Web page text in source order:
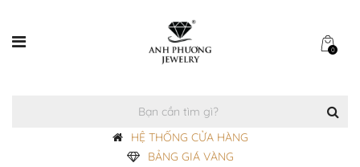
0
HỆ THỐNG CỬA HÀNG
BẢNG GIÁ VÀNG